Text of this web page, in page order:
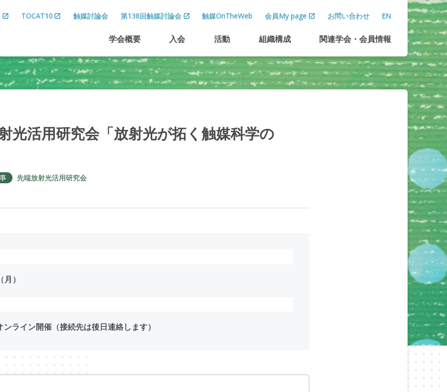
TOCAT10 触媒討論会 第138回触媒討論会 触媒OnTheWeb 会員My page お問い合わせ EN
学会概要 入会 活動 組織構成 関連学会 ・会員情報
光活用研究会「放射光が拓く触媒科学の
先端放射光活用研究会
）
ライン開催（接続先は後日連絡します）